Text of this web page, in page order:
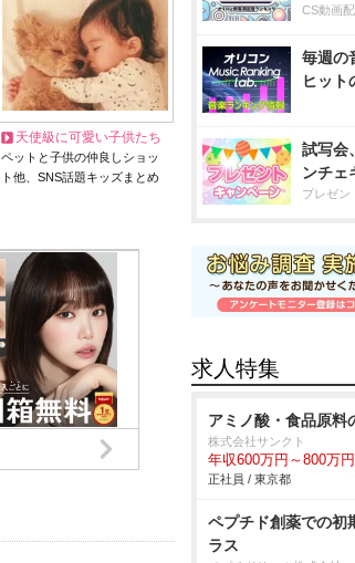
天使級に可愛い子供たち
ペットと子供の仲良しショッ
ト他、SNS話題キッズまとめ
CS動画
毎週の
ヒット
試写会
ンチェ
プレゼン
求人特集
アミノ酸・食品原料
株式会社サンクト
年収600万円～800万円
正社員 / 東京都
ペプチド創薬での初
ラス